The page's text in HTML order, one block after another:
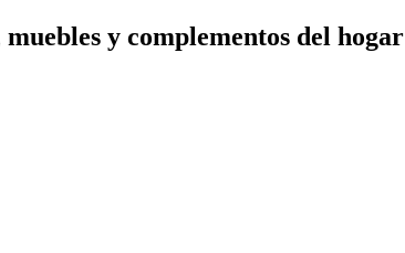
y complementos del hogar